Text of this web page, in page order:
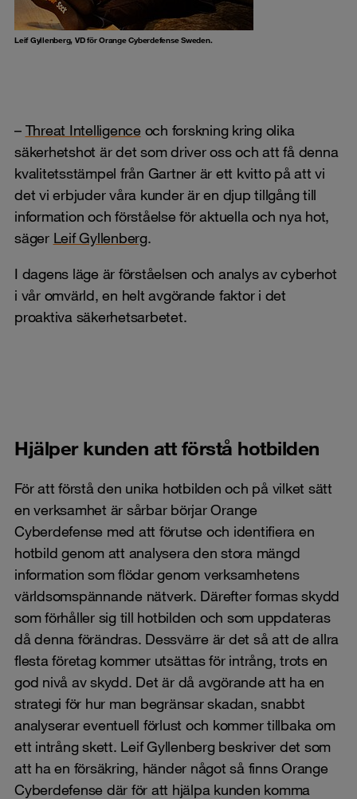
Leif Gyllenberg, VD för Orange Cyberdefense Sweden.
– Threat Intelligenceoch forskning kring olika
säkerhetshot är det som driver oss och att få denna
kvalitetsstämpel från Gartner är ett kvitto på att vi
det vi erbjuder våra kunder är en djup tillgång till
information och förståelse för aktuella och nya hot,
säger Leif Gyllenberg.
I dagens läge är förståelsen och analys av cyberhot
i vår omvärld, en helt avgörande faktor i det
proaktiva säkerhetsarbetet.
Hjälper kunden att förstå hotbilden
För att förstå den unika hotbilden och på vilket sätt
en verksamhet är sårbar börjar Orange
Cyberdefense med att förutse och identifiera en
hotbild genom att analysera den stora mängd
information som flödar genom verksamhetens
världsomspännande nätverk. Därefter formas skydd
som förhåller sig till hotbilden och som uppdateras
då denna förändras. Dessvärre är det så att de allra
flesta företag kommer utsättas för intrång, trots en
god nivå av skydd. Det är då avgörande att ha en
strategi för hur man begränsar skadan, snabbt
analyserar eventuell förlust och kommer tillbaka om
ett intrång skett. Leif Gyllenberg beskriver det som
att ha en försäkring, händer något så finns Orange
Cyberdefense där för att hjälpa kunden komma